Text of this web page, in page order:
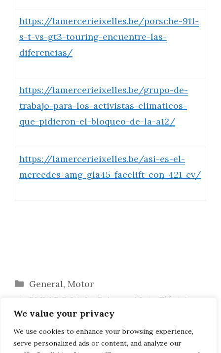
We value your privacy
We use cookies to enhance your browsing experience,
serve personalized ads or content, and analyze our
https://lamercerieixelles.be/porsche-911-
s-t-vs-gt3-touring-encuentre-las-
diferencias/
https://lamercerieixelles.be/grupo-de-
trabajo-para-los-activistas-climaticos-
que-pidieron-el-bloqueo-de-la-a12/
https://lamercerieixelles.be/asi-es-el-
mercedes-amg-gla45-facelift-con-421-cv/
Categorías
General, Motor
BMW DC 04: La Primera Moto Eléctrica
(No Scooter)
Yamaha Presenta las XSR900 más
Personales y Atractivas